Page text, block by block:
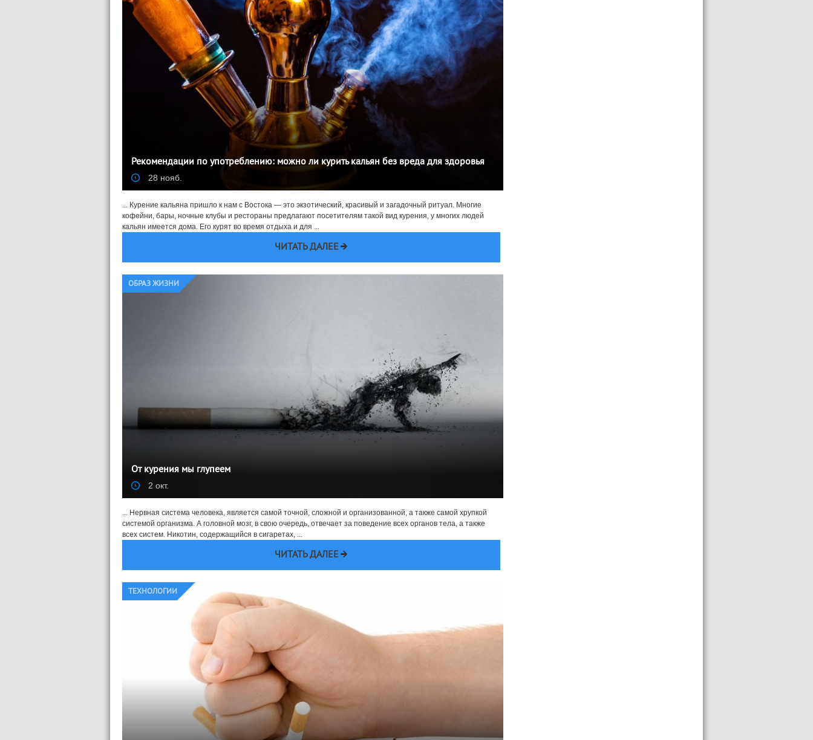
Рекомендации по употреблению: можно ли курить кальян без вреда для здоровья
28 нояб.
... Курение кальяна пришло к нам с Востока — это экзотический, красивый и загадочный ритуал. Многие
кофейни, бары, ночные клубы и рестораны предлагают посетителям такой вид курения, у многих людей
кальян имеется дома. Его курят во время отдыха и для ...
ЧИТАТЬ ДАЛЕЕ
ОБРАЗ ЖИЗНИ
От курения мы глупеем
2 окт.
... Нервная система человека, является самой точной, сложной и организованной, а также самой хрупкой
системой организма. А головной мозг, в свою очередь, отвечает за поведение всех органов тела, а также
всех систем. Никотин, содержащийся в сигаретах, ...
ЧИТАТЬ ДАЛЕЕ
ТЕХНОЛОГИИ